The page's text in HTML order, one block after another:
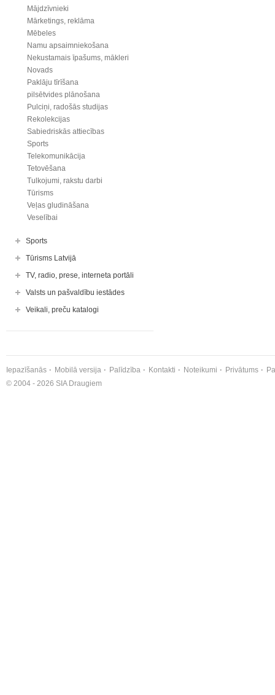
Mājdzīvnieki
Mārketings, reklāma
Mēbeles
Namu apsaimniekošana
Nekustamais īpašums, mākleri
Novads
Paklāju tīrīšana
pilsētvides plānošana
Pulciņi, radošās studijas
Rekolekcijas
Sabiedriskās attiecības
Sports
Telekomunikācija
Tetovēšana
Tulkojumi, rakstu darbi
Tūrisms
Veļas gludināšana
Veselībai
Sports
Tūrisms Latvijā
TV, radio, prese, interneta portāli
Valsts un pašvaldību iestādes
Veikali, preču katalogi
Iepazīšanās Mobilā versija Palīdzība Kontakti Noteikumi Privātums
© 2004 - 2026 SIA Draugiem